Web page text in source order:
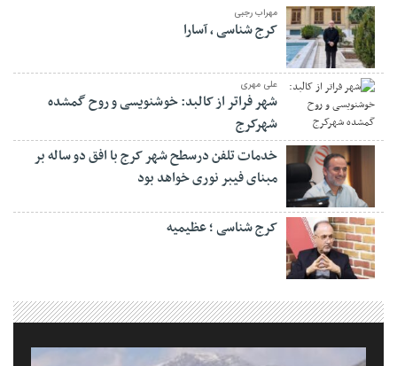
مهراب رجبی
کرج شناسی ، آسارا
علی مهری
شهر فراتر از کالبد: خوشنویسی و روح گمشده
شهرکرج
خدمات تلفن درسطح شهر کرج با افق دو ساله بر
مبنای فیبر نوری خواهد بود
کرج شناسی ؛ عظیمیه